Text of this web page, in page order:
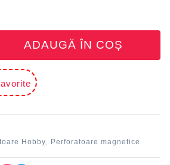
ADAUGĂ ÎN COȘ
Hobby, Perforatoare magnetice